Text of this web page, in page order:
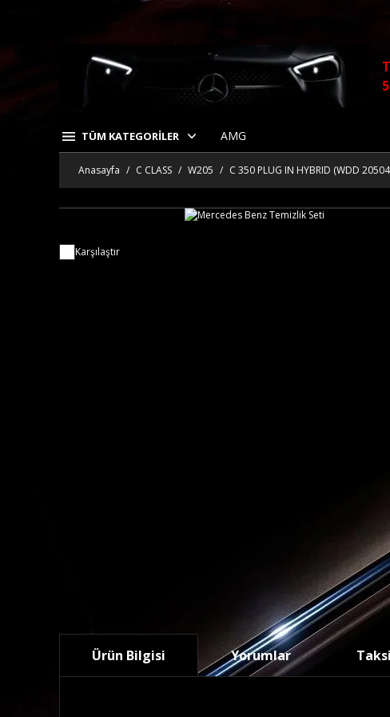
TÜM KATEGORİLER AMG
Anasayfa C CLASS W205 C 350 PLUG IN HYBRID (WDD
Karşılaştır
Ürün Bilgisi Yorumlar